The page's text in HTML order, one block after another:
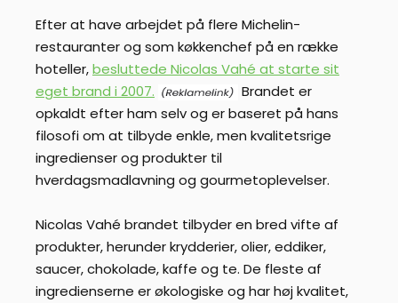
Efter at have arbejdet på flere Michelin-
restauranter og som køkkenchef på en række
hoteller,besluttede Nicolas Vahé at starte sit
eget brand i 2007.
Brandet er
opkaldt efter ham selv og er baseret på hans
filosofi om at tilbyde enkle, men kvalitetsrige
ingredienser og produkter til
hverdagsmadlavning og gourmetoplevelser.
Nicolas Vahé brandet tilbyder en bred vifte af
produkter, herunder krydderier, olier, eddiker,
saucer, chokolade, kaffe og te. De fleste af
ingredienserne er økologiske og har høj kvalitet,